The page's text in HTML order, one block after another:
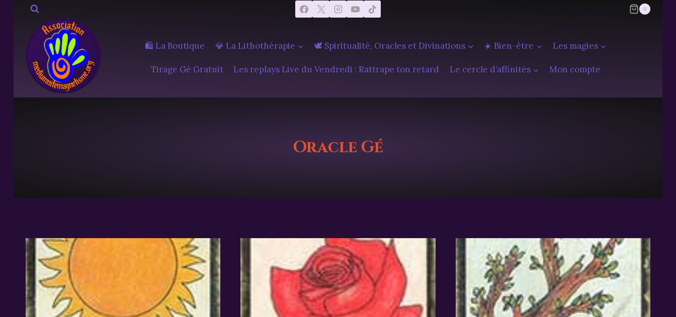
Aller
contenu
0
🛍️ La Boutique 💎 La Lithothèrapie 🕊️ Spiritualité, Oracles et Divinations ☀️ Bien-être Les magies
Tirage Gé Gratuit Les replays Live du Vendredi : Rattrape ton retard Le cercle d’affinités Mon compte
Oracle Gé